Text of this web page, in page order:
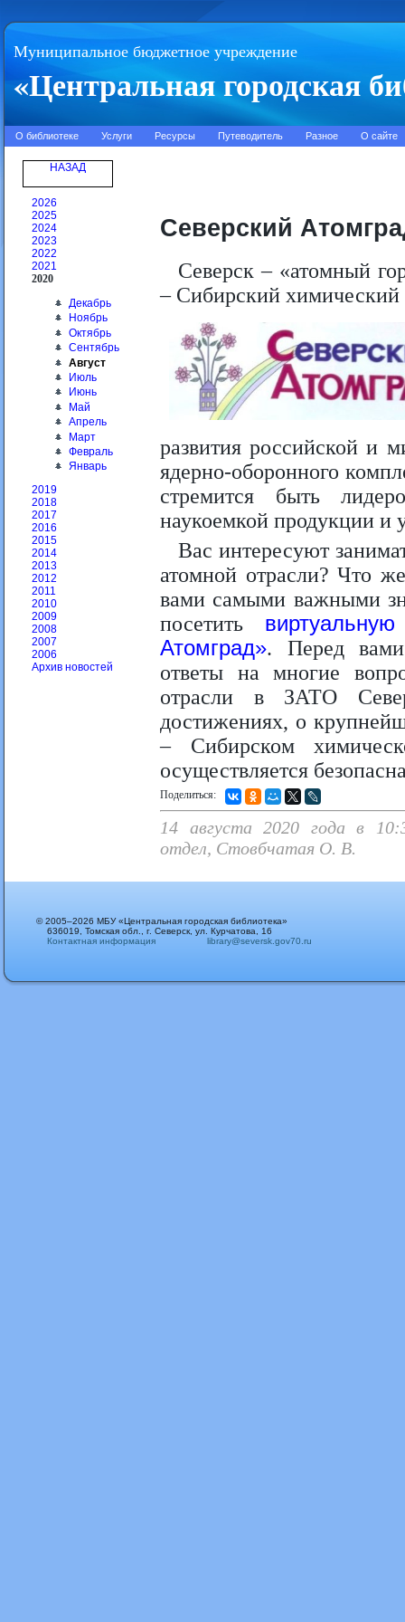
Муниципальное бюджетное учреждение
«Центральная городская
О библиотеке Услуги Ресурсы Путеводитель Разное О сайте
НАЗАД
2026
2025
2024
2023
2022
2021
2020
Декабрь
Ноябрь
Октябрь
Сентябрь
Август
Июль
Июнь
Май
Апрель
Март
Февраль
Январь
2019
2018
2017
2016
2015
2014
2013
2012
2011
2010
2009
2008
2007
2006
Архив новостей
Северский
Северск – «атомный
– Сибирский химический
развития российской и
ядерно-оборонного
стремится быть
наукоемкой продукции
Вас интересуют
атомной отрасли? Что
вами самыми важными
посетить
Атомград». Перед
ответы на многие
отрасли в ЗАТО
достижениях, о
– Сибирском
осуществляется
Поделиться:
14 августа 2020 года в
отдел, Стовбчатая О. В.
© 2005–2026 МБУ «Центральная городская библиотека»
636019, Томская обл., г. Северск, ул. Курчатова, 16
Контактная информация
library@seversk.gov70.ru